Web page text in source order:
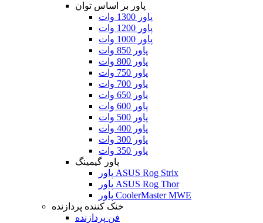
پاور بر اساس توان
پاور 1300 وات
پاور 1200 وات
پاور 1000 وات
پاور 850 وات
پاور 800 وات
پاور 750 وات
پاور 700 وات
پاور 650 وات
پاور 600 وات
پاور 500 وات
پاور 400 وات
پاور 300 وات
پاور 350 وات
پاور گیمینگ
پاور ASUS Rog Strix
پاور ASUS Rog Thor
پاور CoolerMaster MWE
خنک کننده پردازنده
فن پردازنده